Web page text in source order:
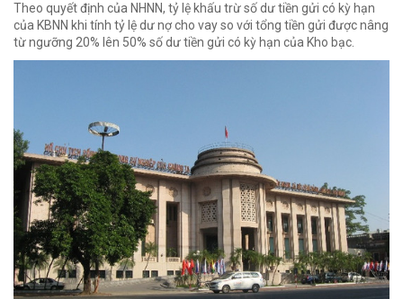
Theo quyết định của NHNN, tỷ lệ khấu trừ số dư tiền gửi có kỳ hạn
của KBNN khi tính tỷ lệ dư nợ cho vay so với tổng tiền gửi được nâng
từ ngưỡng 20% lên 50% số dư tiền gửi có kỳ hạn của Kho bạc.